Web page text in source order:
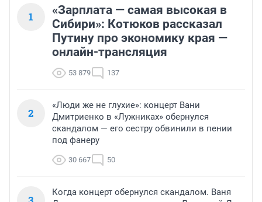
1
«Зарплата — самая высокая в
Сибири»: Котюков рассказал
Путину про экономику края —
онлайн-трансляция
53 879 137
2
«Люди же не глухие»: концерт Вани
Дмитриенко в «Лужниках» обернулся
скандалом — его сестру обвинили в пении
под фанеру
30 667 50
Когда концерт обернулся скандалом. Ваня